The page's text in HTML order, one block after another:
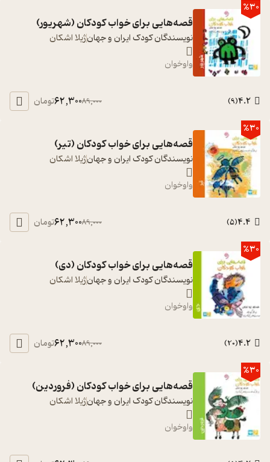
قصه‌هایی برای خواب کودکان (شهریور)
نویسندگان کودک ایران و جهانژیلا اشکان
واوخوان
%30
4.2
(
9
)
89,000
62,300تومان
قصه‌هایی برای خواب کودکان (تیر)
نویسندگان کودک ایران و جهانژیلا اشکان
واوخوان
%30
4.4
(
5
)
89,000
62,300تومان
قصه‌هایی برای خواب کودکان (دی)
نویسندگان کودک ایران و جهانژیلا اشکان
واوخوان
%30
4.2
(
20
)
89,000
62,300تومان
قصه‌هایی برای خواب کودکان (فروردین)
نویسندگان کودک ایران و جهانژیلا اشکان
واوخوان
%30